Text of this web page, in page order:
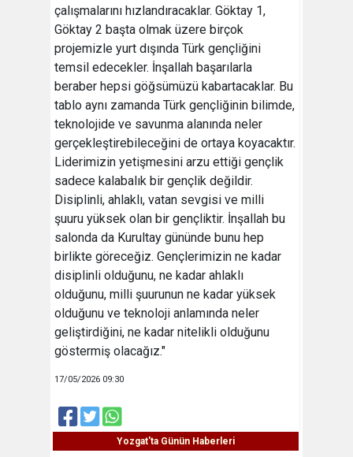
çalışmalarını hızlandıracaklar. Göktay 1,
Göktay 2 başta olmak üzere birçok
projemizle yurt dışında Türk gençliğini
temsil edecekler. İnşallah başarılarla
beraber hepsi göğsümüzü kabartacaklar. Bu
tablo aynı zamanda Türk gençliğinin bilimde,
teknolojide ve savunma alanında neler
gerçekleştirebileceğini de ortaya koyacaktır.
Liderimizin yetişmesini arzu ettiği gençlik
sadece kalabalık bir gençlik değildir.
Disiplinli, ahlaklı, vatan sevgisi ve milli
şuuru yüksek olan bir gençliktir. İnşallah bu
salonda da Kurultay gününde bunu hep
birlikte göreceğiz. Gençlerimizin ne kadar
disiplinli olduğunu, ne kadar ahlaklı
olduğunu, milli şuurunun ne kadar yüksek
olduğunu ve teknoloji anlamında neler
geliştirdiğini, ne kadar nitelikli olduğunu
göstermiş olacağız."
17/05/2026 09:30
Yozgat'ta Günün Haberleri